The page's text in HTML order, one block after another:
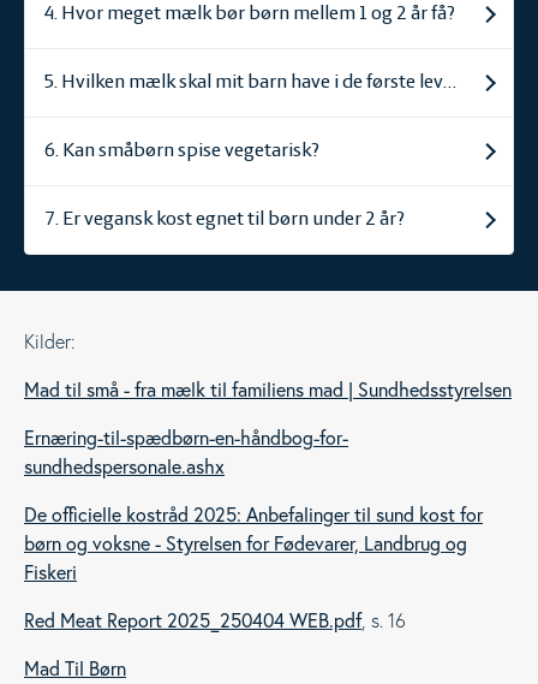
4. Hvor meget mælk bør børn mellem 1 og 2 år få?
5. Hvilken mælk skal mit barn have i de første leveår?
6. Kan småbørn spise vegetarisk?
7. Er vegansk kost egnet til børn under 2 år?
Kilder:
Mad til små - fra mælk til familiens mad | Sundhedsstyrelsen
Ernæring-til-spædbørn-en-håndbog-for-
sundhedspersonale.ashx
De officielle kostråd 2025: Anbefalinger til sund kost for
børn og voksne - Styrelsen for Fødevarer, Landbrug og
Fiskeri
Red Meat Report 2025_250404 WEB.pdf, s. 16
Mad Til Børn